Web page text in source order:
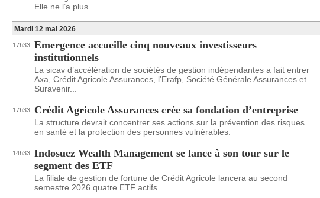
Elle ne l’a plus...
Mardi 12 mai 2026
17h33 Emergence accueille cinq nouveaux investisseurs
institutionnels
La sicav d’accélération de sociétés de gestion indépendantes a fait entrer
Axa, Crédit Agricole Assurances, l’Erafp, Société Générale Assurances et
Suravenir...
17h33 Crédit Agricole Assurances crée sa fondation d’entreprise
La structure devrait concentrer ses actions sur la prévention des risques
en santé et la protection des personnes vulnérables.
14h33 Indosuez Wealth Management se lance à son tour sur le
segment des ETF
La filiale de gestion de fortune de Crédit Agricole lancera au second
semestre 2026 quatre ETF actifs.